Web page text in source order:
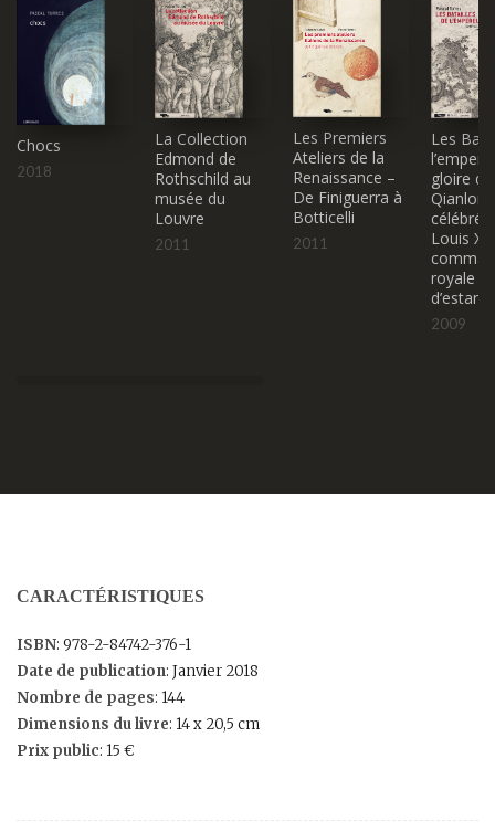
Chocs
2018
La Collection
Edmond de
Rothschild au
musée du
Louvre
2011
Les Premiers
Ateliers de la
Renaissance –
De Finiguerra à
Botticelli
2011
Les
gloire de
Qianlong
Louis
royale
2009
CARACTÉRISTIQUES
ISBN: 978-2-84742-376-1
Date de publication: Janvier 2018
Nombre de pages: 144
Dimensions du livre: 14 x 20,5 cm
Prix public: 15 €